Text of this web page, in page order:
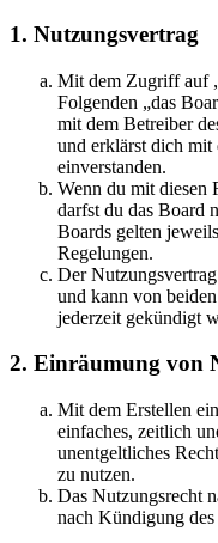
1. Nutzungsvertrag
Mit dem Zugriff auf
Folgenden „das
mit dem Betreiber
und erklärst dich mit
einverstanden.
Wenn du mit diesen
darfst du das Board
Boards gelten
Regelungen.
Der
und kann von
jederzeit gekündigt
2. Einräumung von
Mit dem Erstellen
einfaches, zeitlich
unentgeltliches
zu nutzen.
Das Nutzungsrecht
nach Kündigung des